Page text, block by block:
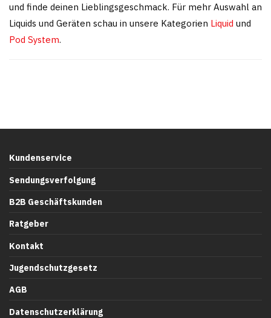
und finde deinen Lieblingsgeschmack. Für mehr Auswahl an
Liquids und Geräten schau in unsere Kategorien Liquid und
Pod System.
Kundenservice
Sendungsverfolgung
B2B Geschäftskunden
Ratgeber
Kontakt
Jugendschutzgesetz
AGB
Datenschutzerklärung